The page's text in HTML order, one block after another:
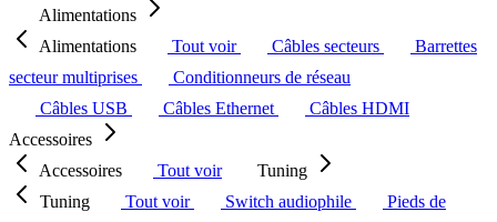
Alimentations
Alimentations
Tout voir Câbles secteurs
Barrettes
secteur multiprises
Conditionneurs de réseau
Câbles USB
Câbles Ethernet
Câbles HDMI
Accessoires
Accessoires
Tout voir
Tuning
Tuning
Tout voir Switch audiophile
Pieds de